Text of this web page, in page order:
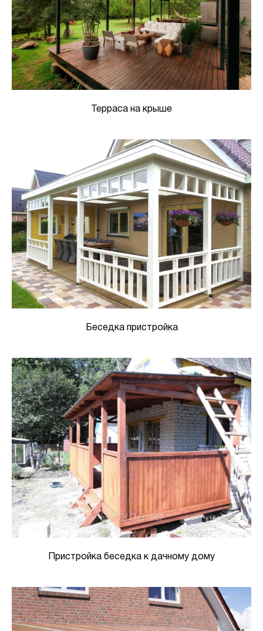
Терраса на крыше
Беседка пристройка
Пристройка беседка к дачному дому